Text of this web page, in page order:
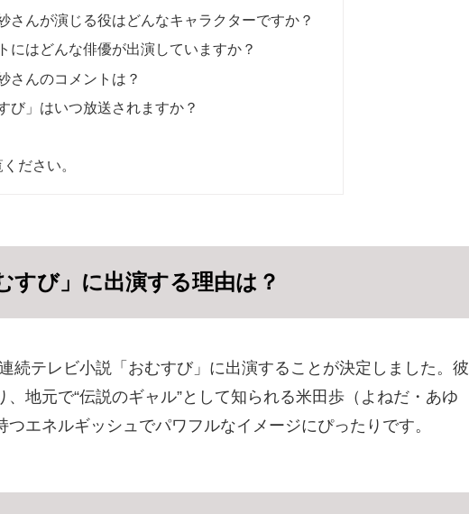
さんが演じる役はどんなキャラクターですか？
にはどんな俳優が出演していますか？
さんのコメントは？
び」はいつ放送されますか？
ださい。
すび」に出演する理由は？
続テレビ小説「おむすび」に出演することが決定しました。彼
地元で“伝説のギャル”として知られる米田歩（よねだ・あゆ
エネルギッシュでパワフルなイメージにぴったりです。